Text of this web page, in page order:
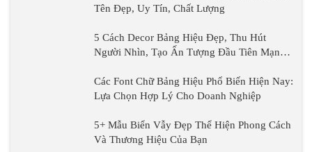
Tên Đẹp, Uy Tín, Chất Lượng
5 Cách Decor Bảng Hiệu Đẹp, Thu Hút
Người Nhìn, Tạo Ấn Tượng Đầu Tiên Mạnh
Các Font Chữ Bảng Hiệu Phổ Biến Hiện Nay:
Lựa Chọn Hợp Lý Cho Doanh Nghiệp
5+ Mẫu Biển Vẫy Đẹp Thể Hiện Phong Cách
Và Thương Hiệu Của Bạn